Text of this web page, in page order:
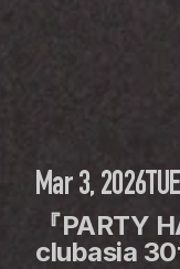
Mar 3, 2026TUE
『PARTY
clubasia